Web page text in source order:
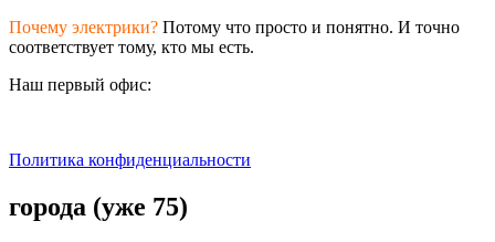
Почему электрики? Потому что просто и понятно. И точно
соответствует тому, кто мы есть.
Наш первый офис:
Политика конфиденциальности
города (уже 75)